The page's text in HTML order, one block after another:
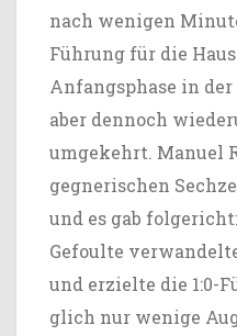
nach wenigen
Führung für die
Anfangsphase in
aber dennoch
umgekehrt. Manuel
gegnerischen
und es gab
Gefoulte
und erzielte die 1:0-
glich nur wenige